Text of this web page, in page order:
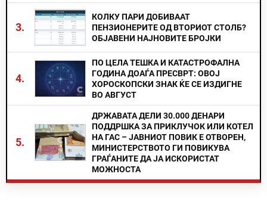
3.
КОЛКУ ПАРИ ДОБИВААТ
ПЕНЗИОНЕРИТЕ ОД ВТОРИОТ СТОЛБ?
ОБЈАВЕНИ НАЈНОВИТЕ БРОЈКИ
4.
ПО ЦЕЛА ТЕШКА И КАТАСТРОФАЛНА
ГОДИНА ДОАЃА ПРЕСВРТ: ОВОЈ
ХОРОСКОПСКИ ЗНАК ЌЕ СЕ ИЗДИГНЕ
ВО АВГУСТ
5.
ДРЖАВАТА ДЕЛИ 30.000 ДЕНАРИ
ПОДДРШКА ЗА ПРИКЛУЧОК ИЛИ КОТЕЛ
НА ГАС – ЈАВНИОТ ПОВИК Е ОТВОРЕН,
МИНИСТЕРСТВОТО ГИ ПОВИКУВА
ГРАЃАНИТЕ ДА ЈА ИСКОРИСТАТ
МОЖНОСТА